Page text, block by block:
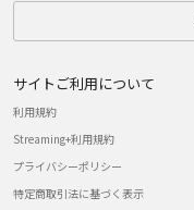
サイトご利用について
利用規約
Streaming+利用規約
プライバシーポリシー
特定商取引法に基づく表示